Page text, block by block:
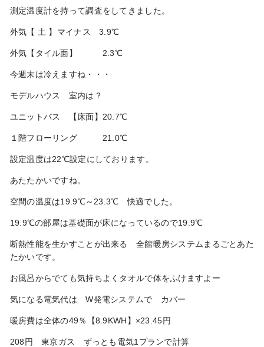
測定温度計を持って調査をしてきました。
外気【 土 】マイナス 3.9℃
外気【タイル面】 2.3℃
今週末は冷えますね・・・
モデルハウス 室内は？
ユニットバス 【床面】20.7℃
１階フローリング 21.0℃
設定温度は22℃設定にしております。
あたたかいですね。
空間の温度は19.9℃～23.3℃ 快適でした。
19.9℃の部屋は基礎面が床になっているので19.9℃
断熱性能を生かすことが出来る 全館暖房システムまるごとあた
たかいです。
お風呂からでても気持ちよくタオルで体をふけますよー
気になる電気代は W発電システムで カバー
暖房費は全体の49％【8.9KWH】×23.45円
208円 東京ガス ずっとも電気1プランで計算